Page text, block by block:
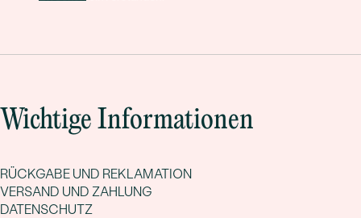
Wichtige Informationen
RÜCKGABE UND REKLAMATION
VERSAND UND ZAHLUNG
DATENSCHUTZ